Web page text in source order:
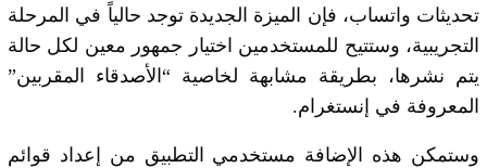
تحديثات واتساب، فإن الميزة الجديدة توجد حالياً في المرحلة
التجريبية، وستتيح للمستخدمين اختيار جمهور معين لكل حالة
يتم نشرها، بطريقة مشابهة لخاصية “الأصدقاء المقربين”
المعروفة في إنستغرام.
وستمكن هذه الإضافة مستخدمي التطبيق من إعداد قوائم